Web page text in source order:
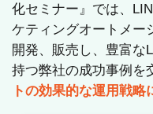
化セミナー』では、
ケティングオートメー
開発、販売し、豊富な
持つ弊社の成功事例を
トの効果的な運用戦略